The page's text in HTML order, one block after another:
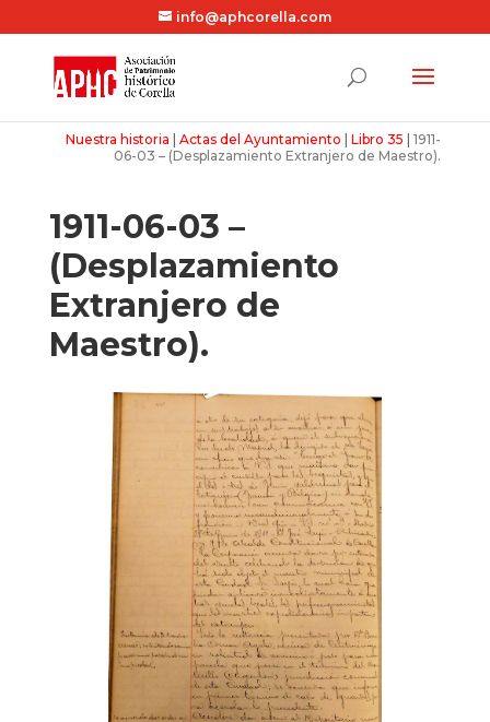
info@aphcorella.com
Nuestra historia |Actas del Ayuntamiento |Libro 35 |1911-
06-03 – (Desplazamiento Extranjero de Maestro).
1911-06-03 –
(Desplazamiento
Extranjero de
Maestro).